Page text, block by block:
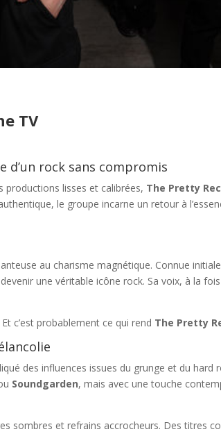
TV
d’un rock sans compromis
productions lisses et calibrées, The Pretty
le groupe incarne un retour à
au charisme magnétique. Connue
une véritable icône rock. Sa voix, à la
c’est probablement ce qui rend The Pretty
des influences issues du grunge et du hard
Soundgarden, mais avec une touche
sombres et refrains accrocheurs. Des titres